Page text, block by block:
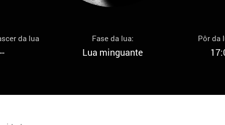
da lua Fase da lua:
Lua minguante
Pôr da